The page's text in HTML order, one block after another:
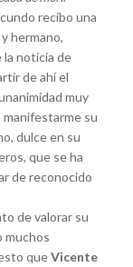
recibo una
hermano,
la noticia de
de ahí el
muy
su
dulce en su
que se ha
de reconocido
de valorar su
muchos
queVicente